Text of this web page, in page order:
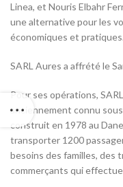
Linea, et Nouris Elbahr
une alternative pour les
économiques et pratiques.
SARL Aures a affrété le
Pour ses opérations,
anciennement connu
construit en 1978 au
transporter 1200
besoins des familles, des
commerçants qui